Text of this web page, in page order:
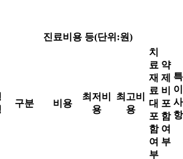
진료비용 등(단위:원)
특
이
사
항
구분 비용
최저비
용
최고비
용
치
료
재
료
대
포
함
여
부
약
제
비
포
함
여
부